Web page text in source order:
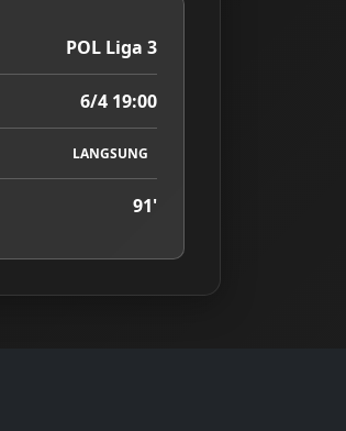
POL Liga 3
6/4 19:00
LANGSUNG
91'